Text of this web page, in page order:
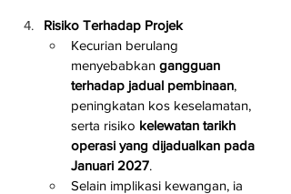
Risiko Terhadap Projek
Kecurian berulang
menyebabkan gangguan
terhadap jadual pembinaan,
peningkatan kos keselamatan,
serta risiko kelewatan tarikh
operasi yang dijadualkan pada
Januari 2027.
Selain implikasi kewangan, ia